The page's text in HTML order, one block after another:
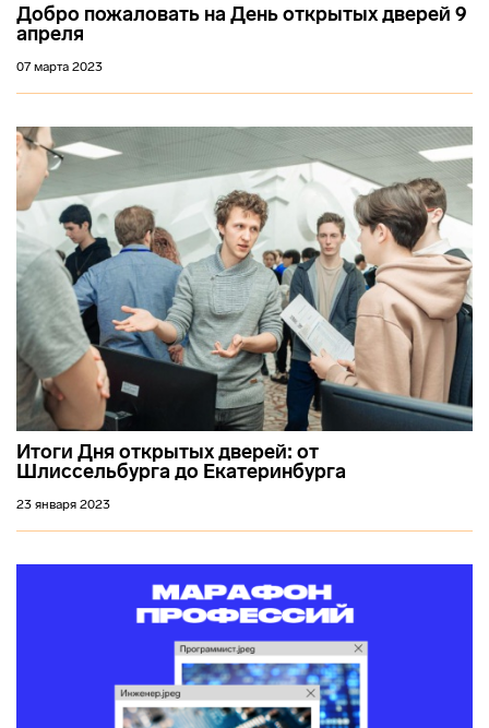
Добро пожаловать на День открытых дверей 9
апреля
07 марта 2023
Итоги Дня открытых дверей: от
Шлиссельбурга до Екатеринбурга
23 января 2023